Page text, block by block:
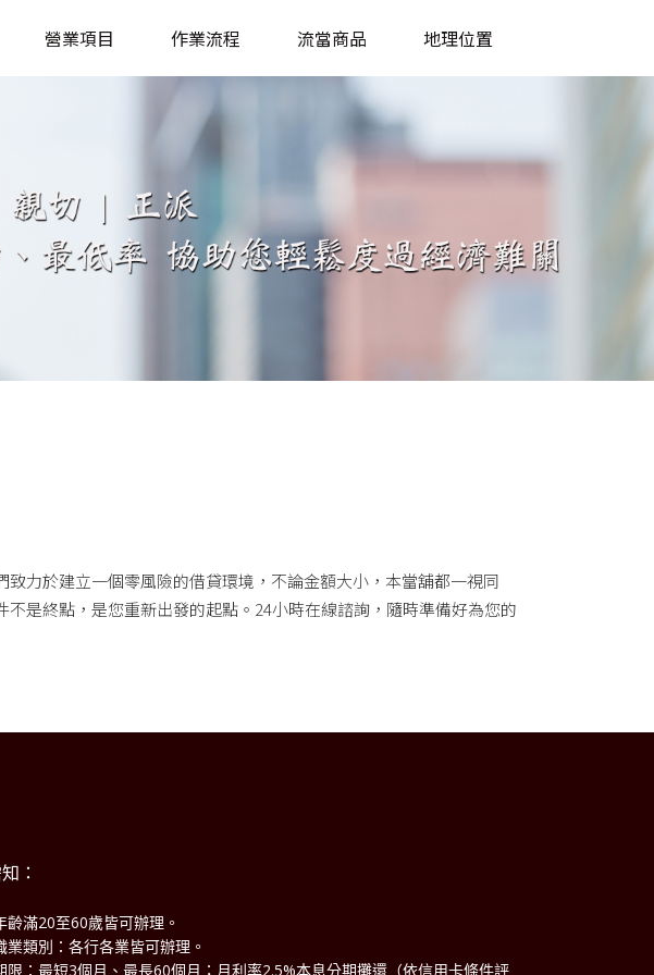
營業項目 作業流程 流當商品 地理位置
力於建立一個零風險的借貸環境，不論金額大小，本當舖都一視同
是終點，是您重新出發的起點。24小時在線諮詢，隨時準備好為您的
：
齡滿20至60歲皆可辦理。
業類別：各行各業皆可辦理。
限：最短3個月、最長60個月；月利率2.5%本息分期攤還（依信用卡條件評